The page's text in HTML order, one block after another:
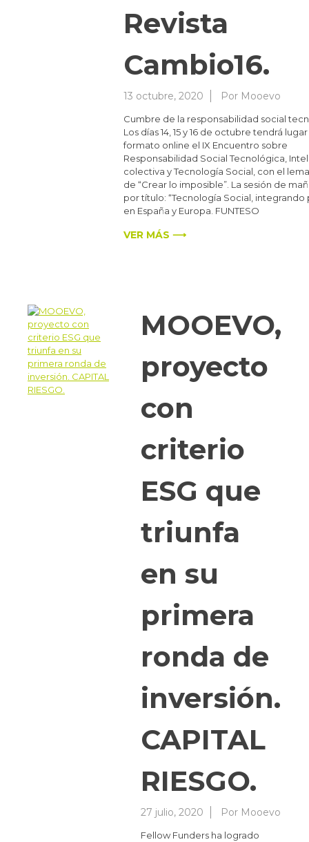
Revista
Cambio16.
13 octubre, 2020 Por Mooevo
Cumbre de la responsabilidad social
Los días 14, 15 y 16 de octubre tendrá
formato online el IX Encuentro sobre
Responsabilidad Social Tecnológica,
colectiva y Tecnología Social, con el
de “Crear lo imposible”. La sesión de
por título: “Tecnología Social, integrando
en España y Europa. FUNTESO
VER MÁS ⟶
MOOEVO,
proyecto
con
criterio
ESG que
triunfa
en su
primera
ronda de
inversión.
CAPITAL
RIESGO.
27 julio, 2020 Por Mooevo
Fellow Funders ha logrado